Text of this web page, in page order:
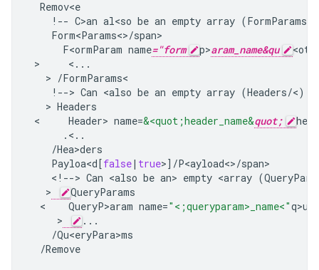
Remov<e
!-- C>an al<so be an empty array (FormParams
F<ormParam name="form p>aram_name&qu <ot;
> < ...
   >
/FormParams
!--> Can <also be an empty array (Headers/<)
   >
Headers
< Header> name=&<quot;header_name&quot;
.<..
/Hea>ders
Payloa<d[false| true>] /
< !--> Can <also be an> empty <array (QueryPara
   >
QueryParams
  <
QueryP>aram name="<;queryparam>_name<"
     >
...
/Qu<eryPara>ms
/Remove